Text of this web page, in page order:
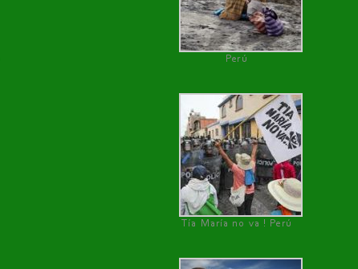
Perú
Tía María no va ! Perú